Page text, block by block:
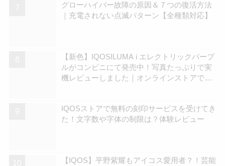
グローハイパー故障の原因＆７つの復活方法
｜充電されない点滅パターン【全種類対応】
【新色】IQOSILUMA i エレクトリックパープ
ルがコンビニにて発売中！写真たっぷりで実
機レビューしました｜オンラインストアでも
IQOSストアで無料の刻印サービスを受けてき
た！文字数や字体の制限は？体験レビュー
【IQOS】平野紫耀もアイコス愛用者？！芸能